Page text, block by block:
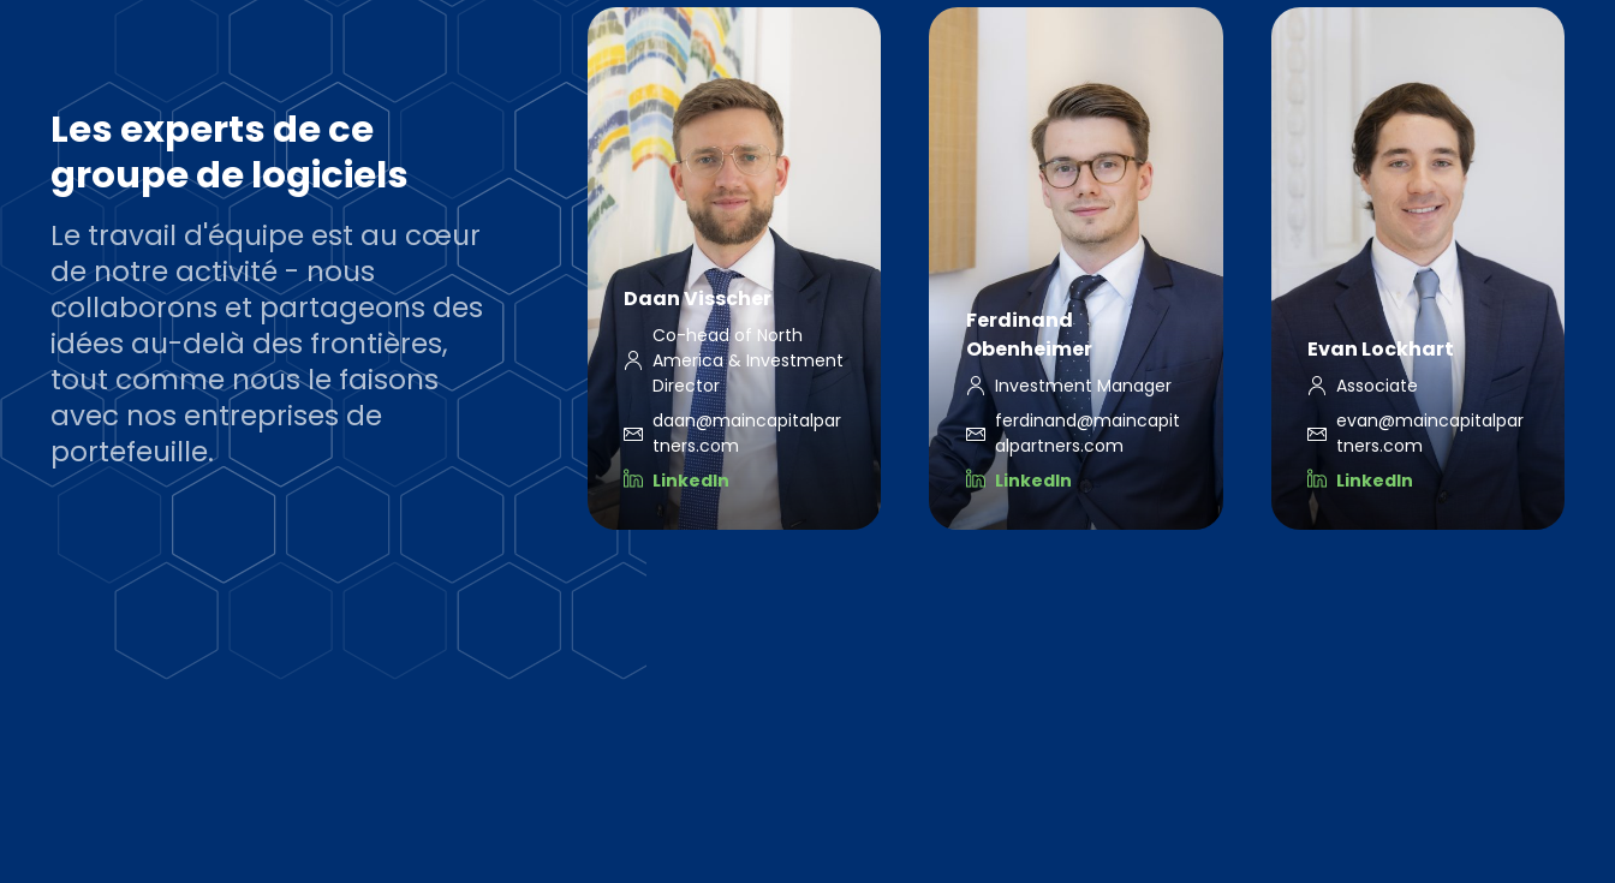
Les experts de ce
groupe de logiciels
Le travail d'équipe est au cœur
de notre activité - nous
collaborons et partageons des
idées au-delà des frontières,
tout comme nous le faisons
avec nos entreprises de
portefeuille.
Daan Visscher
Co-head of North
America & Investment
Director
daan@maincapitalpar
tners.com
LinkedIn
Ferdinand
Obenheimer
Investment Manager
ferdinand@maincapit
alpartners.com
LinkedIn
Evan Lockhart
Associate
evan@maincapitalpar
tners.com
LinkedIn